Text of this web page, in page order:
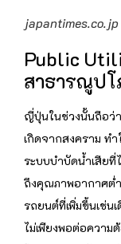
japantimes.co.jp
Public
สาธารณูปโ
ญี่ปุ่นในช่วงนั้นถือว่
เกิดจากสงคราม ท
ระบบบำบัดน้ำเสียที่
ถึงคุณภาพอากาศต่
รถยนต์ที่เพิ่มขึ้นเช่
ไม่เพียงพอต่อความ